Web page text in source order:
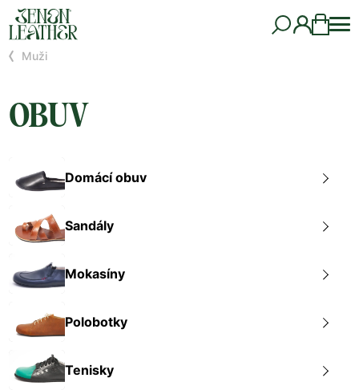
Muži
OBUV
Domácí obuv
Sandály
Mokasíny
Polobotky
Tenisky